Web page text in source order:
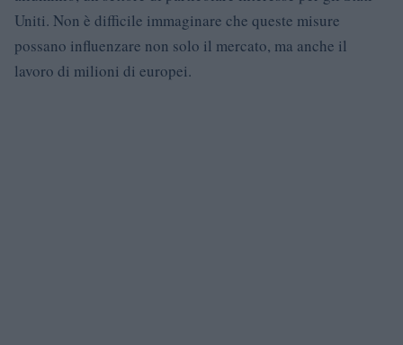
Uniti. Non è difficile immaginare che queste misure
possano influenzare non solo il mercato, ma anche il
lavoro di milioni di europei.